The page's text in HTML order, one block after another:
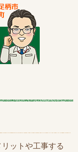
ットや工事する